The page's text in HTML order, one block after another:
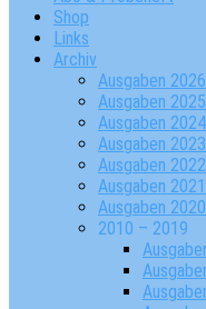
Shop
Links
Archiv
Ausgaben 2026
Ausgaben 2025
Ausgaben 2024
Ausgaben 2023
Ausgaben 2022
Ausgaben 2021
Ausgaben 2020
2010 – 2019